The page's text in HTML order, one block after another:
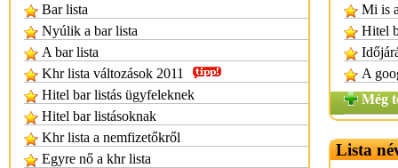
Bar lista
Nyúlik a bar lista
A bar lista
Khr lista változások 2011
Hitel bar listás ügyfeleknek
Hitel bar listásoknak
Khr lista a nemfizetőkről
Egyre nő a khr lista
Mi is
Hitel
A
Még
Lista